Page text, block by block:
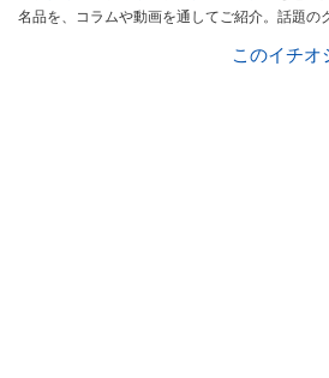
名品を、コラムや動画を通してご紹介。話題の
インフルエンサーが実際に使用してレビューし
このイチオ